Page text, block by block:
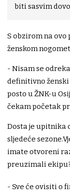
biti sasvim
S obzirom na ovo
ženskom
- Nisam se
definitivno ženski
posto u ŽNK-u
čekam početak
Dosta je upitnika
sljedeće
imate otvoreni
preuzimali
- Sve će ovisiti o